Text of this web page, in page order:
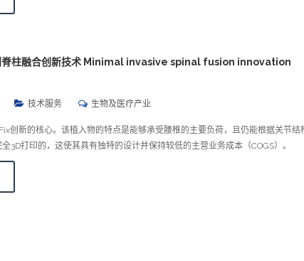
柱融合创新技术 Minimal invasive spinal fusion innovation
技术服务 生物及医疗产业
创新的核心。该植入物的特点是能够承受腰椎的主要负荷，且仍能根据关节结
3D打印的，这使其具有独特的设计并保持较低的主营业务成本（COGS）。